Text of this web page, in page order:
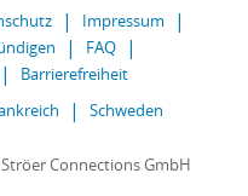
Impressum
FAQ
Barrierefreiheit
Schweden
Ströer Connections GmbH